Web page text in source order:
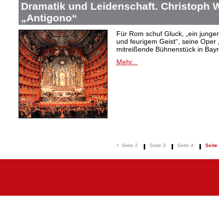
Dramatik und Leidenschaft. Christoph
„Antigono“
Für Rom schuf Gluck, „ein
und feurigem Geist“, seine Oper
mitreißende Bühnenstück in
Mehr...
< Seite 2 Seite 3 Seite 4 Seite